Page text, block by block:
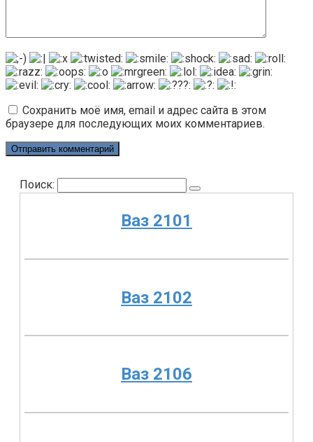
Сохранить моё имя, email и адрес сайта в этом
браузере для последующих моих комментариев.
Поиск:
Ваз 2101
Ваз 2102
Ваз 2106